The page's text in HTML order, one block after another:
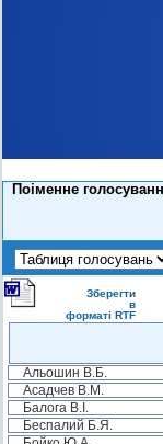
Поіменне
Зберегти
в
форматі RTF
Альошин В.Б.
Асадчев В.М.
Балога В.І.
Беспалий Б.Я.